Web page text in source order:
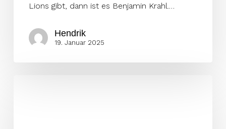
Lions gibt, dann ist es Benjamin Krahl.…
Hendrik
19. Januar 2025